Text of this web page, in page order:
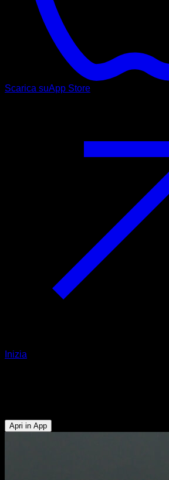
Scarica suApp Store
Inizia
Apri in App